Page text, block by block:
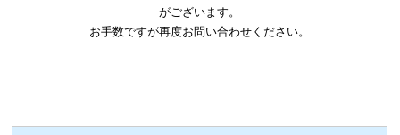
がございます。
お手数ですが再度お問い合わせください。